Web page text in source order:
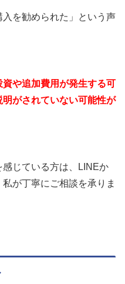
を勧められた」という声
資や追加費用が発生する可
がされていない可能性が
じている方は、LINEか
が丁寧にご相談を承りま